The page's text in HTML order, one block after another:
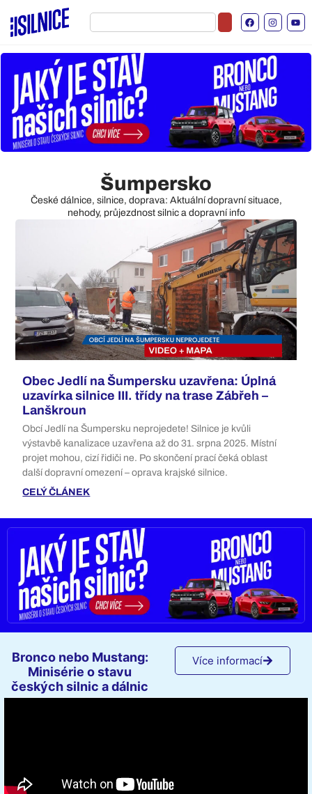
Šumpersko
České dálnice, silnice, doprava: Aktuální dopravní situace,
nehody, průjezdnost silnic a dopravní info
Obec Jedlí na Šumpersku uzavřena: Úplná
uzavírka silnice III. třídy na trase Zábřeh –
Lanškroun
Obcí Jedlí na Šumpersku neprojedete! Silnice je kvůli
výstavbě kanalizace uzavřena až do 31. srpna 2025. Místní
projet mohou, cizí řidiči ne. Po skončení prací čeká oblast
další dopravní omezení – oprava krajské silnice.
CELÝ ČLÁNEK
Bronco nebo Mustang:
Minisérie o stavu
českých silnic a dálnic
Více informací